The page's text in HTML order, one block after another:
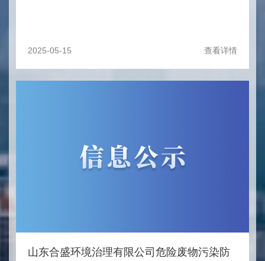
2025-05-15 查看详情
山东合盛环境治理有限公司危险废物污染防